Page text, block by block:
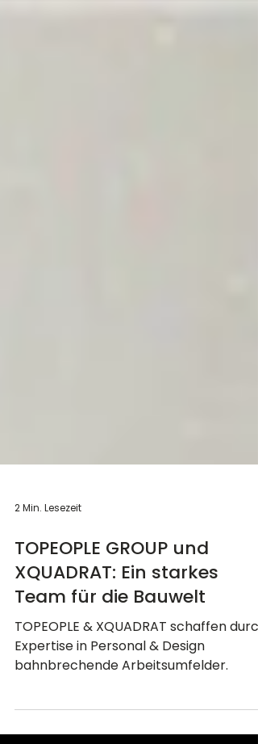
2 Min. Lesezeit
TOPEOPLE GROUP und
XQUADRAT: Ein starkes
Team für die Bauwelt
bahnbrechende Arbeitsumfelder.